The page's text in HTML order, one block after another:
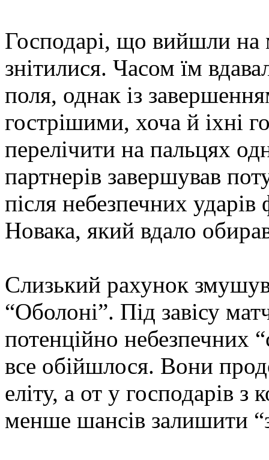
Господарі, що вийшли
знітилися. Часом їм
поля, однак із
гострішими, хоча й іхні
перелічити на пальцях
партнерів завершував
після небезпечних
Новака, який вдало
Слизький рахунок
“Оболоні”. Під завісу
потенційно небезпечних
все обійшлося. Вони
еліту, а от у господарів
менше шансів залишити